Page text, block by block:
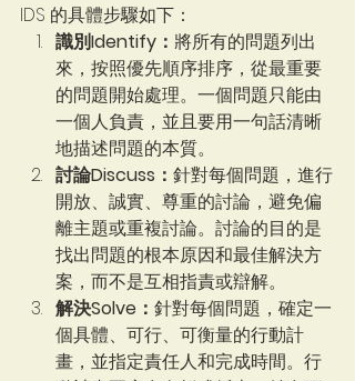
IDS 的具體步驟如下：
識別Identify： 將所有的問題列出
來，按照優先順序排序，從最重要
的問題開始處理。一個問題只能由
一個人負責，並且要用一句話清晰
地描述問題的本質。
討論Discuss： 針對每個問題，進行
開放、誠實、尊重的討論，避免偏
離主題或重複討論。討論的目的是
找出問題的根本原因和最佳解決方
案，而不是互相指責或辯解。
解決Solve： 針對每個問題，確定一
個具體、可行、可衡量的行動計
畫，並指定責任人和完成時間。行